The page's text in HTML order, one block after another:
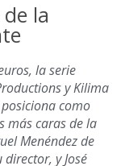
de la
la serie
y Kilima
como
más caras de la
Menéndez de
y José